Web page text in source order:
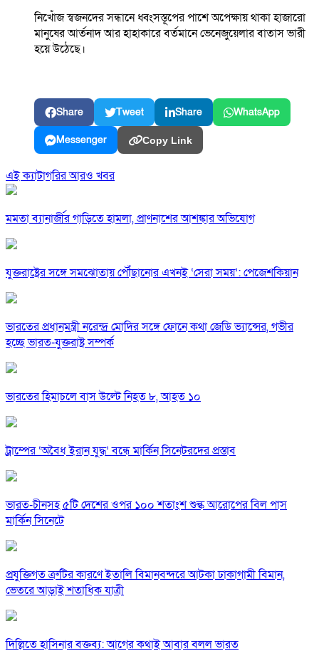
নিখোঁজ স্বজনদের সন্ধানে ধ্বংসস্তূপের পাশে অপেক্ষায় থাকা হাজারো
মানুষের আর্তনাদ আর হাহাকারে বর্তমানে ভেনেজুয়েলার বাতাস ভারী
হয়ে উঠেছে।
Share Tweet Share WhatsApp
Messenger Copy Link
এই ক্যাটাগরির আরও খবর
মমতা ব্যানার্জীর গাড়িতে হামলা, প্রাণনাশের আশঙ্কার অভিযোগ
যুক্তরাষ্ট্রের সঙ্গে সমঝোতায় পৌঁছানোর এখনই ‘সেরা সময়’: পেজেশকিয়ান
ভারতের প্রধানমন্ত্রী নরেন্দ্র মোদির সঙ্গে ফোনে কথা জেডি ভ্যান্সের, গভীর
হচ্ছে ভারত-যুক্তরাষ্ট্র সম্পর্ক
ভারতের হিমাচলে বাস উল্টে নিহত ৮, আহত ১০
ট্রাম্পের ‘অবৈধ ইরান যুদ্ধ’ বন্ধে মার্কিন সিনেটরদের প্রস্তাব
ভারত-চীনসহ ৫টি দেশের ওপর ১০০ শতাংশ শুল্ক আরোপের বিল পাস
মার্কিন সিনেটে
প্রযুক্তিগত ত্রুটির কারণে ইতালি বিমানবন্দরে আটকা ঢাকাগামী বিমান,
ভেতরে আড়াই শতাধিক যাত্রী
দিল্লিতে হাসিনার বক্তব্য: আগের কথাই আবার বলল ভারত